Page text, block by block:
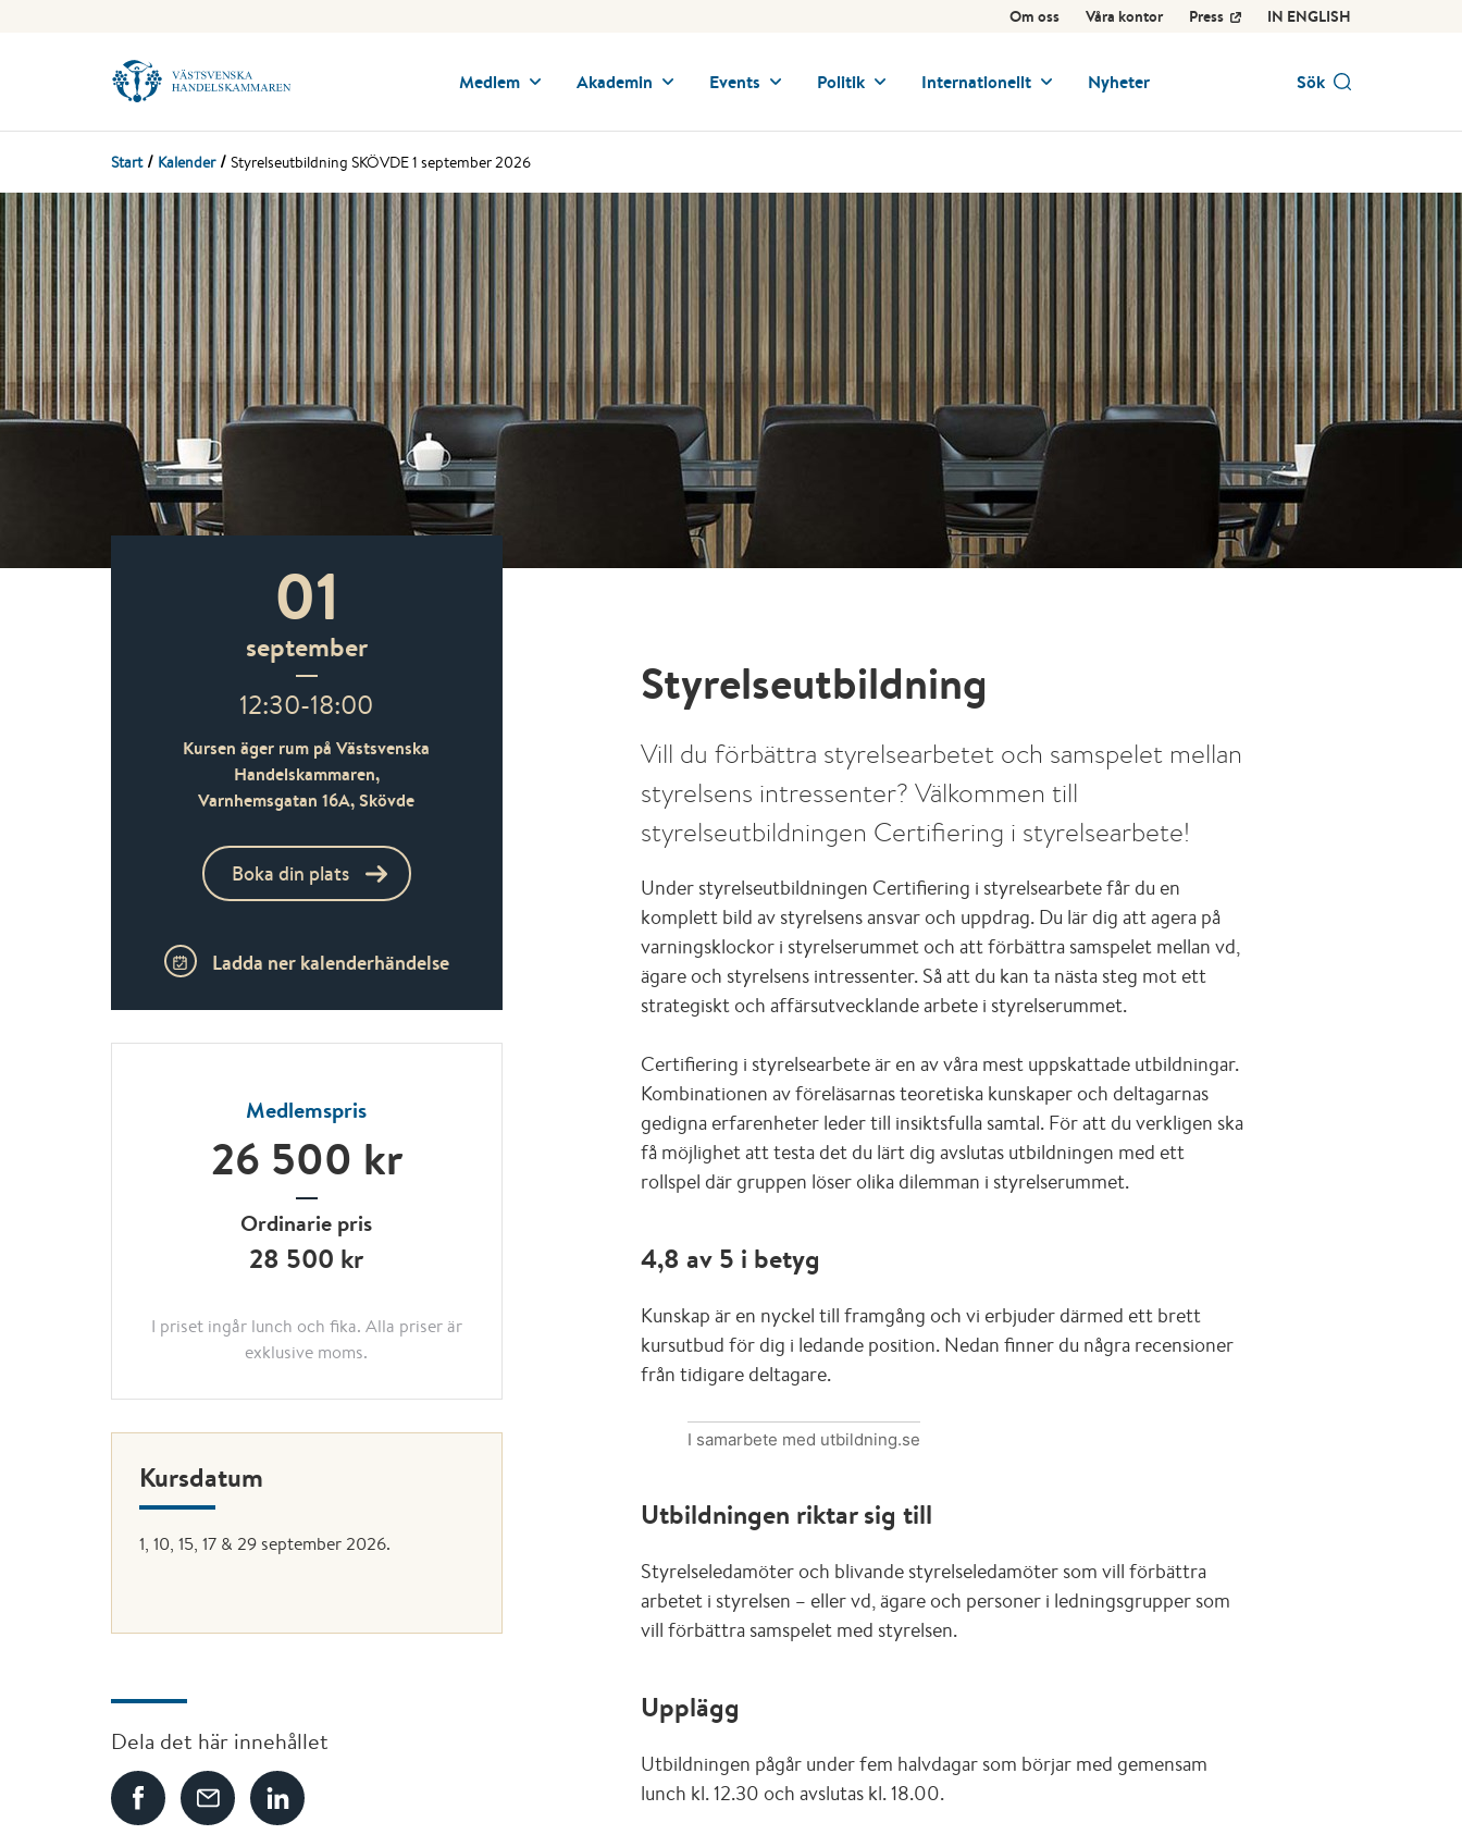
Om oss Våra kontor Press IN ENGLISH
Medlem Akademin Events Politik Internationellt Nyheter Sök
Start Kalender Styrelseutbildning SKÖVDE 1 september 2026
01
september
12:30-18:00
Kursen äger rum på Västsvenska
Handelskammaren,
Varnhemsgatan 16A, Skövde
Boka din plats
Ladda ner kalenderhändelse
Medlemspris
26 500 kr
Ordinarie pris
28 500 kr
I priset ingår lunch och fika. Alla priser är
exklusive moms.
Kursdatum
1, 10, 15, 17 & 29 september 2026.
Dela det här innehållet
Styrelseutbildning
Vill du förbättra styrelsearbetet och samspelet mellan
styrelsens intressenter? Välkommen till
styrelseutbildningen Certifiering i styrelsearbete!
Under styrelseutbildningen Certifiering i styrelsearbete får du en
komplett bild av styrelsens ansvar och uppdrag. Du lär dig att agera på
varningsklockor i styrelserummet och att förbättra samspelet mellan vd,
ägare och styrelsens intressenter. Så att du kan ta nästa steg mot ett
strategiskt och affärsutvecklande arbete i styrelserummet.
Certifiering i styrelsearbete är en av våra mest uppskattade utbildningar.
Kombinationen av föreläsarnas teoretiska kunskaper och deltagarnas
gedigna erfarenheter leder till insiktsfulla samtal. För att du verkligen ska
få möjlighet att testa det du lärt dig avslutas utbildningen med ett
rollspel där gruppen löser olika dilemman i styrelserummet.
4,8 av 5 i betyg
Kunskap är en nyckel till framgång och vi erbjuder därmed ett brett
kursutbud för dig i ledande position. Nedan finner du några recensioner
från tidigare deltagare.
I samarbete med utbildning.se
Utbildningen riktar sig till
Styrelseledamöter och blivande styrelseledamöter som vill förbättra
arbetet i styrelsen – eller vd, ägare och personer i ledningsgrupper som
vill förbättra samspelet med styrelsen.
Upplägg
Utbildningen pågår under fem halvdagar som börjar med gemensam
lunch kl. 12.30 och avslutas kl. 18.00.